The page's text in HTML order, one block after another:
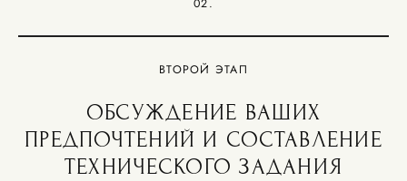
02.
ВТОРОЙ ЭТАП
ОБСУЖДЕНИЕ ВАШИХ
ПРЕДПОЧТЕНИЙ И СОСТАВЛЕНИЕ
ТЕХНИЧЕСКОГО ЗАДАНИЯ